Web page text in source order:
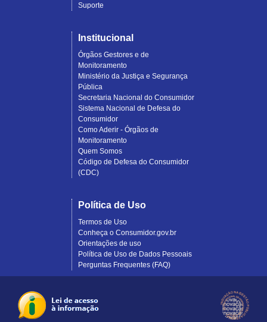
Suporte
Institucional
Órgãos Gestores e de
Monitoramento
Ministério da Justiça e Segurança
Pública
Secretaria Nacional do Consumidor
Sistema Nacional de Defesa do
Consumidor
Como Aderir - Órgãos de
Monitoramento
Quem Somos
Código de Defesa do Consumidor
(CDC)
Política de Uso
Termos de Uso
Conheça o Consumidor.gov.br
Orientações de uso
Política de Uso de Dados Pessoais
Perguntas Frequentes (FAQ)